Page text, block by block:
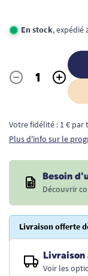
En stock,
Quantité
- +
Votre fidélité : 1 € par
Plus d'info sur le
Besoin
Découvrir
Livraison offerte
Livraison
Voir les